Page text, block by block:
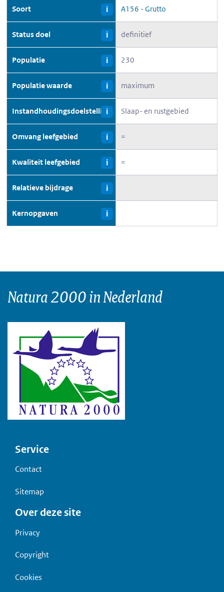
Soort i A156 - Grutto
Status doel i definitief
Populatie i 230
Populatie waarde i maximum
Instandhoudingsdoelstellingi Slaap- en rustgebied
Omvang leefgebied i =
Kwaliteit leefgebied i =
Relatieve bijdrage i
Kernopgaven i
Natura 2000 in Nederland
Voet
Service
Contact
Sitemap
Over deze site
Privacy
Copyright
Cookies